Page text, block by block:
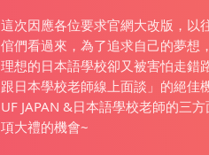
這次因應各位要求官網大改版，以
倌們看過來，為了追求自己的夢想
理想的日本語學校卻又被害怕走錯
跟日本學校老師線上面談」的絕佳
UF JAPAN &日本語學校老師的三
項大禮的機會~